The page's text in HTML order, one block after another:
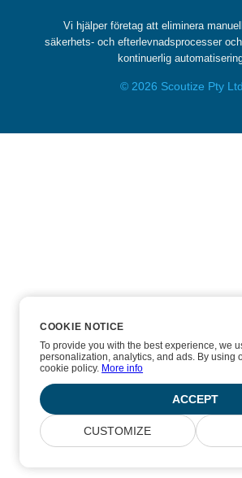
Vi hjälper företag att eliminera
säkerhets- och efterlevnadsprocesser
kontinuerlig
© 2026 Scoutize Pty Ltd
COOKIE NOTICE
To provide you with the best experience, we
personalization, analytics, and ads. By using
cookie policy. More info
ACCEPT
CUSTOMIZE
COOKIE NOTICE
To provide you with the best experience, we
personalization, analytics, and ads. By using
cookie policy. More info
ACCEPT
CUSTOMIZE